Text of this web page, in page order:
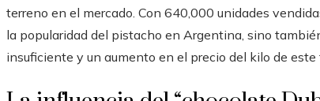
terreno en el mercado. Con 640,000 unidades
la popularidad del pistacho en Argentina, sino
insuficiente y un aumento en el precio del kilo de este